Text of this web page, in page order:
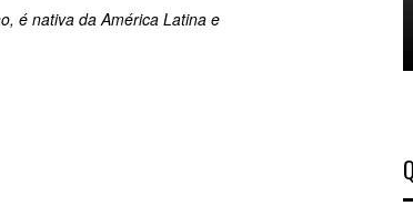
é nativa da América Latina e